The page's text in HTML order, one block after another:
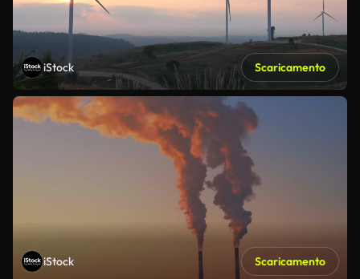
iStock Scaricamento
iStock Scaricamento